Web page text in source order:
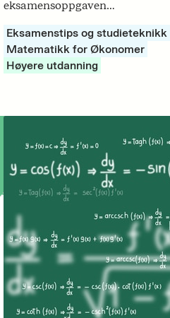
eksamensoppgaven…
Eksamenstips og studieteknikk
Matematikk for Økonomer
Høyere utdanning